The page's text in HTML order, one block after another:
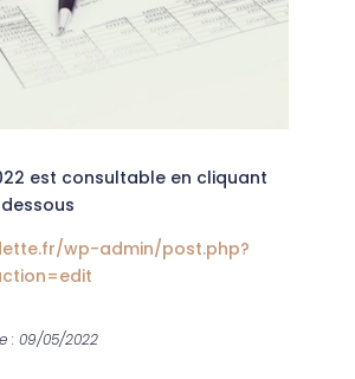
est consultable en cliquant
wp-admin/post.php?
: 09/05/2022